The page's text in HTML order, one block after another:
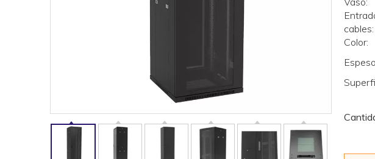
cables:
Color: